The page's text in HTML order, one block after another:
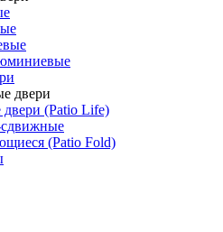
двери
(Patio Life)
(Patio Fold)